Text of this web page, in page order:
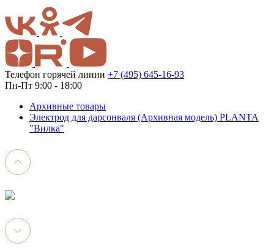
Телефон горячей линии +7 (495) 645-16-93
Пн-Пт 9:00 - 18:00
Архивные товары
Электрод для дарсонваля (Архивная модель) PLANTA
"Вилка"